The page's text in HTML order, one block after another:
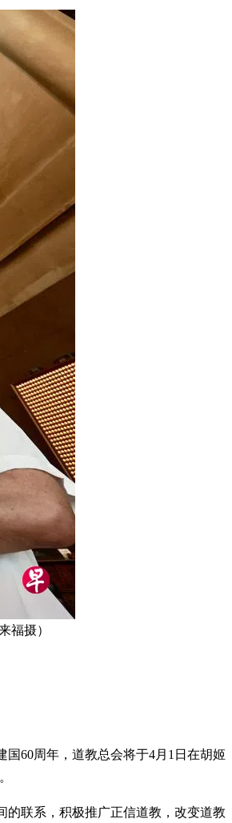
福摄）
60周年，道教总会将于4月1日在胡姬
的联系，积极推广正信道教，改变道教